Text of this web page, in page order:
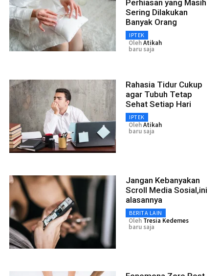
Perhiasan yang Masih
Sering Dilakukan
Banyak Orang
IPTEK
OlehAtikah
baru saja
Rahasia Tidur Cukup
agar Tubuh Tetap
Sehat Setiap Hari
IPTEK
OlehAtikah
baru saja
Jangan Kebanyakan
Scroll Media Sosial,ini
alasannya
BERITA LAIN
Oleh Tresia Kedemes
baru saja